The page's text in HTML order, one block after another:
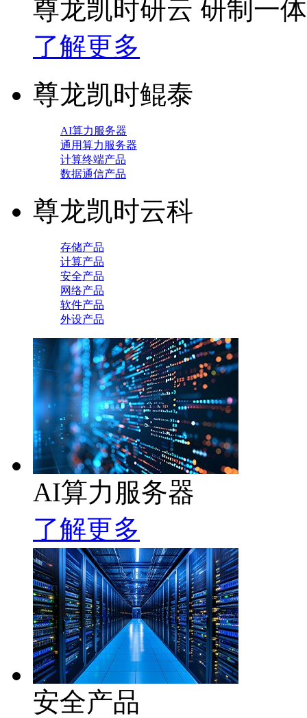
尊龙凯时研云 研制一
了解更多
尊龙凯时鲲泰
AI算力服务器
通用算力服务器
计算终端产品
数据通信产品
尊龙凯时云科
存储产品
计算产品
安全产品
网络产品
软件产品
外设产品
AI算力服务器
了解更多
安全产品